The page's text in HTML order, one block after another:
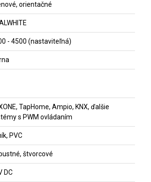
orientačné
- 4500 (nastaviteľná)
TapHome, Ampio, KNX, ďalšie
s PWM ovládaním
PVC
štvorcové
DC